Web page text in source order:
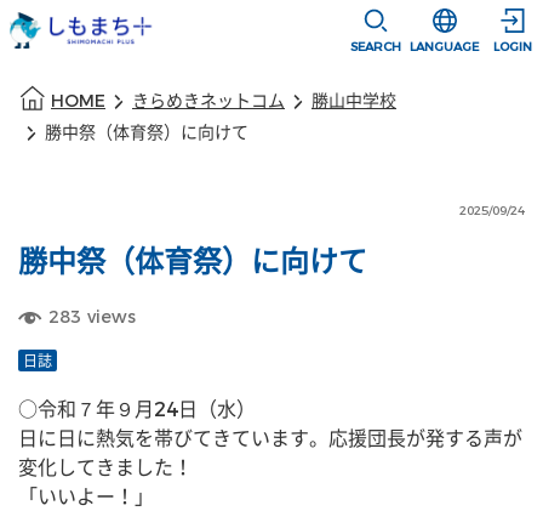
SEARCH
選択すると言
LANGUAGE LOGIN
HOME きらめきネットコム
勝山中学校
勝中祭（体育祭）に向けて
2025/09/24
勝中祭（体育祭）に向けて
283 views
日誌
○令和７年９月24日（水）
日に日に熱気を帯びてきています。応援団長が発する声が
変化してきました！
「いいよー！」